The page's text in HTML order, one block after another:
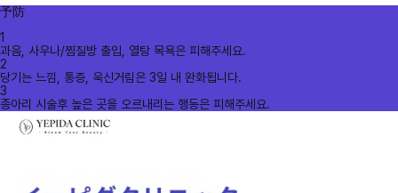
予防
1
과음, 사우나/찜질방 출입, 열탕 목욕은 피해주세요.
2
당기는 느낌, 통증, 욱신거림은 3일 내 완화됩니다.
3
종아리 시술후 높은 곳을 오르내리는 행동은 피해주세요.